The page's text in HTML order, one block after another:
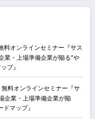
料オンラインセミナー『サス
業・上場準備企業が陥る“や
プ』
料オンラインセミナー『サ
企業・上場準備企業が陥
マップ』